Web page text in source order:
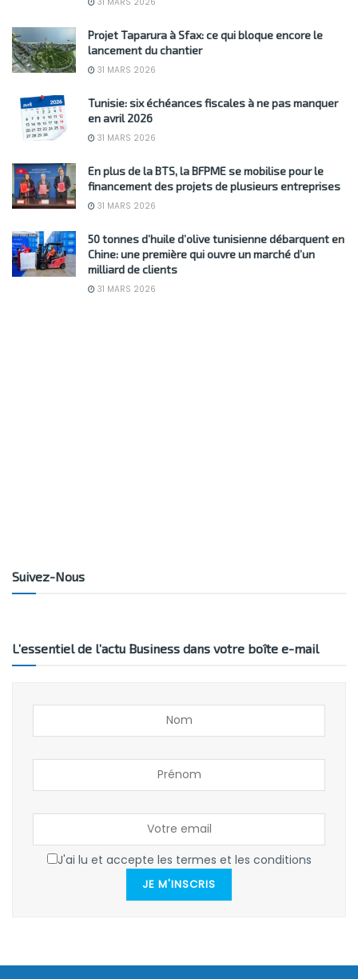
Projet Taparura à Sfax: ce qui bloque encore le
lancement du chantier
31 MARS 2026
Tunisie: six échéances fiscales à ne pas manquer
en avril 2026
31 MARS 2026
En plus de la BTS, la BFPME se mobilise pour le
financement des projets de plusieurs entreprises
31 MARS 2026
50 tonnes d’huile d’olive tunisienne débarquent en
Chine: une première qui ouvre un marché d’un
milliard de clients
31 MARS 2026
Suivez-Nous
L’essentiel de l’actu Business dans votre boîte e-mail
J'ai lu et accepte les termes et les conditions
JE M'INSCRIS